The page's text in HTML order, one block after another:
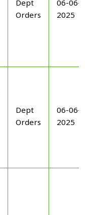
Dept
Orders
06-06-
2025
Dept
Orders
06-06-
2025